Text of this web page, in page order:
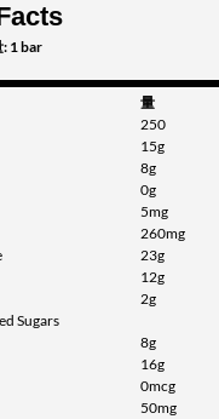
Chocolate Peanut Butter 4
bars
販売価格: $7.99
ディスカウント％ 36%
Chocolate Peanut Butter 8
販売価格: $14.99
ディスカウント％ 35%
Chocolate Peanut Butter
1 bar
量
250
15g
8g
0g
5mg
260mg
23g
12g
2g
Sugars
8g
16g
0mcg
50mg